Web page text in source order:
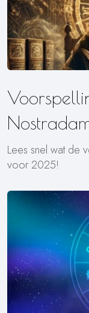
Lees snel wat de
voor 2025!